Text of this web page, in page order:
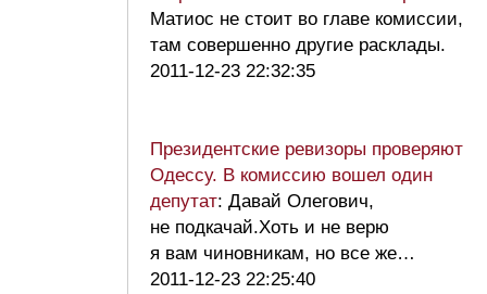
Матиос не стоит во главе комиссии,
там совершенно другие расклады.
2011-12-23 22:32:35
Президентские ревизоры проверяют
Одессу. В комиссию вошел один
депутат: Давай Олегович,
не подкачай.Хоть и не верю
я вам чиновникам, но все же…
2011-12-23 22:25:40